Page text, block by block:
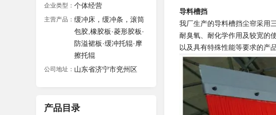
企业类型： 个体经营
主营产品： 缓冲床，缓冲条，滚筒
包胶,橡胶板·菱形胶板·
防溢裙板·缓冲托辊·摩
擦托辊
公司地址： 山东省济宁市兖州区
产品目录
导料槽挡
我厂生产的导料槽挡尘帘采用
耐臭氧、耐化学作用及较宽的
以及具有特殊性能等要求的产